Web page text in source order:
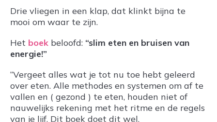
Drie vliegen in een klap, dat klinkt bijna te
mooi om waar te zijn.
Het boek beloofd: “slim eten en bruisen van
energie!”
“Vergeet alles wat je tot nu toe hebt geleerd
over eten. Alle methodes en systemen om af te
vallen en ( gezond ) te eten, houden niet of
nauwelijks rekening met het ritme en de regels
van je lijf. Dit boek doet dit wel.